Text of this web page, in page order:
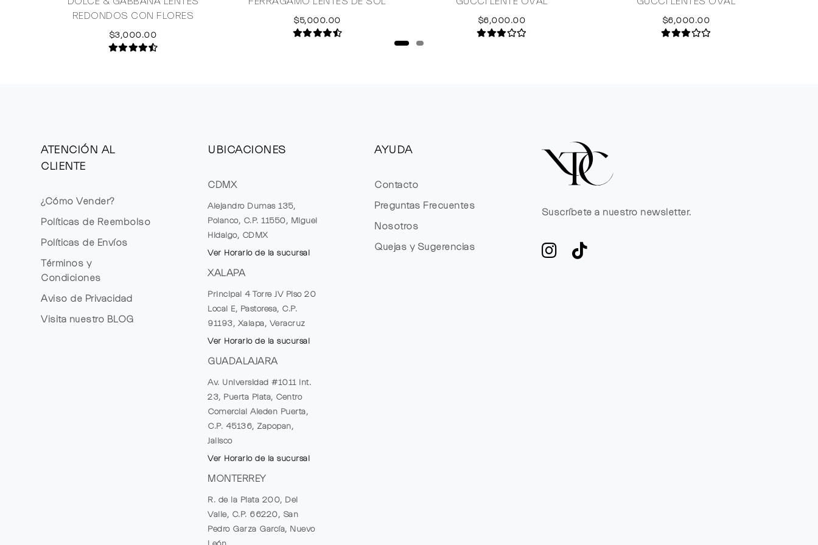
REDONDOS CON FLORES
$3,000.00
$5,000.00 $6,000.00 $6,000.00
ATENCIÓN AL
CLIENTE
¿Cómo Vender?
Políticas de Reembolso
Políticas de Envíos
Términos y
Condiciones
Aviso de Privacidad
Visita nuestro BLOG
UBICACIONES
CDMX
Alejandro Dumas 135,
Polanco, C.P. 11550, Miguel
Hidalgo, CDMX
Ver Horario de la sucursal
XALAPA
Principal 4 Torre JV Piso 20
Local E, Pastoresa, C.P.
91193, Xalapa, Veracruz
Ver Horario de la sucursal
GUADALAJARA
Av. Universidad #1011 Int.
23, Puerta Plata, Centro
Comercial Aleden Puerta,
C.P. 45136, Zapopan,
Jalisco
Ver Horario de la sucursal
MONTERREY
R. de la Plata 200, Del
Valle, C.P. 66220, San
Pedro Garza García, Nuevo
AYUDA
Contacto
Preguntas Frecuentes
Nosotros
Quejas y Sugerencias
Suscríbete a nuestro newsletter.